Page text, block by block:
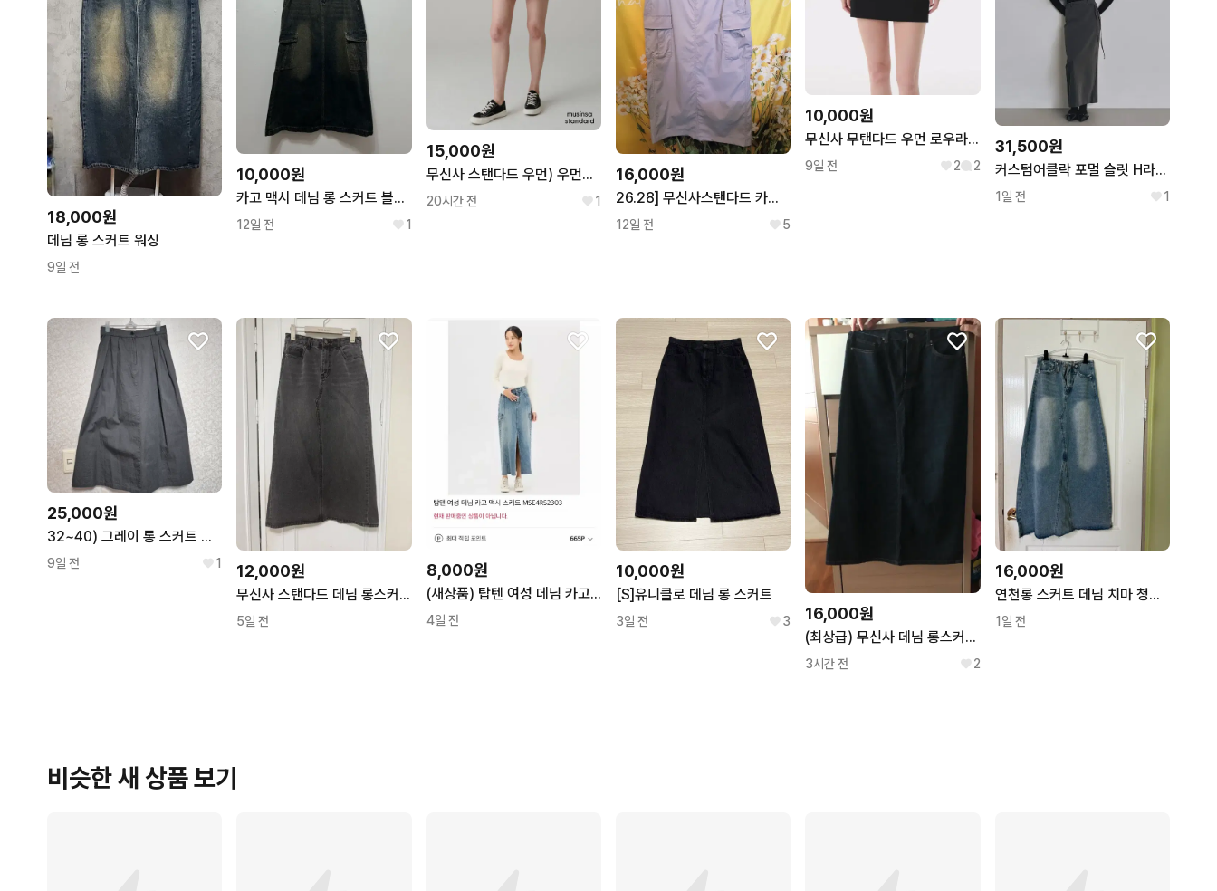
18,000원
데님 롱 스커트 워싱
9일 전
10,000원
카고 맥시 데님 롱 스커트 블랙 워싱 M
12일 전 1
15,000원
무신사 스탠다드 우먼) 우먼즈 카고 미니 스커트 베이지 xs
20시간 전 1
16,000원
26.28] 무신사스탠다드 카고 스커트 라벤더
12일 전 5
10,000원
무신사 무탠다드 우먼 로우라이즈 미니 스커트
9일 전 2 2
31,500원
커스텀어클락 포멀 슬릿 H라인 맥시 스커트 차콜 s
1일 전 1
25,000원
32~40) 그레이 롱 스커트 뒷밴딩 a라인 무신사 에이블리
9일 전 1 12,000원
무신사 스탠다드 데님 롱스커트 S
5일 전
8,000원
(새상품) 탑텐 여성 데님 카고 맥시 스커트 M
4일 전
10,000원
[S]유니클로 데님 롱 스커트
3일 전 3 16,000원
(최상급) 무신사 데님 롱스커트 L
3시간 전 2
16,000원
연천롱 스커트 데님 치마 청치마
1일 전
비슷한 새 상품 보기